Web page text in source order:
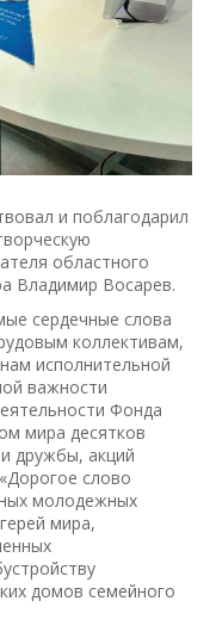
и поблагодарил
областного
Владимир Восарев.
сердечные слова
коллективам,
исполнительной
важности
Фонда
мира десятков
дружбы, акций
слово
молодежных
мира,
домов семейного